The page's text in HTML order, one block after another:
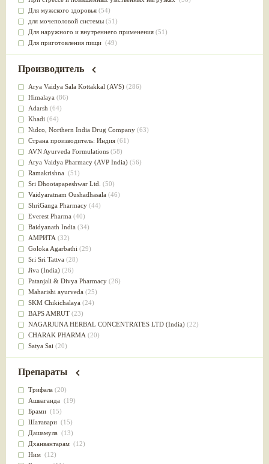
Для мужского здоровья (54)
для мочеполовой системы (51)
Для наружного и внутреннего применения (51)
Для приготовления пищи (49)
от инфекций мочеполовой системы(49)
для суставов
Лечит опухоли и отеки(46)
Для медитации
выводит токсины
Для здоровья печени
Для тела(39)
для очищения крови(38)
При диабете(38)
Антиоксидант(37)
Для Капха(Кафа) доши
От паразитов(37)
При расстройстве желудка (36)
Успокоительное(36)
Для глаз(34)
от геморроя(34)
Противовоспалительное
Для Питта доши(32)
Для сердца(32)
Для сосудов головного мозга
Для полости рта(32)
Дефицит железа(31)
Для лица(31)
Употребление в пищу
Ароматерапия(29)
Жаропонижающее(29)
для памяти(28)
для почек(28)
Слабительное (28)
Афродизиак(27)
Напитки(27)
Для йоги (27)
Для потенции(26)
Для душа(25)
для концентрации внимания
при нарушении эрекции
Производитель
Arya Vaidya Sala Kottakkal (AVS) (286)
Himalaya (86)
Adarsh (64)
Khadi (64)
Nidсo, Northern India Drug Company (63)
Страна производитель: Индия (61)
AVN Ayurveda Formulations (58)
Arya Vaidya Pharmacy (AVP India) (56)
Ramakrishna (51)
Sri Dhootapapeshwar Ltd. (50)
Vaidyaratnam Oushadhasala (46)
ShriGanga Pharmacy (44)
Everest Pharma (40)
Baidyanath India (34)
АМРИТА (32)
Goloka Agarbathi (29)
Sri Sri Tattva (28)
Jiva (India) (26)
Patanjali & Divya Pharmacy (26)
Maharishi ayurveda (25)
SKM Chikichalaya (24)
BAPS AMRUT (23)
NAGARJUNA HERBAL CONCENTRATES LTD (India) (22)
CHARAK PHARMA (20)
Satya Sai (20)
Vyas(20)
Kerala Ayurveda
(19)
Organic India pvt ltd
Lalita(16)
Ashtang Herbals
Alarsin(14)
Vasu Health care
Baraka(13)
Dabur India Ltd
Препараты
Трифала (20)
Ашваганда (19)
Брами (15)
Шатавари (15)
Дашамула (13)
Дханвантарам (12)
Ним (12)